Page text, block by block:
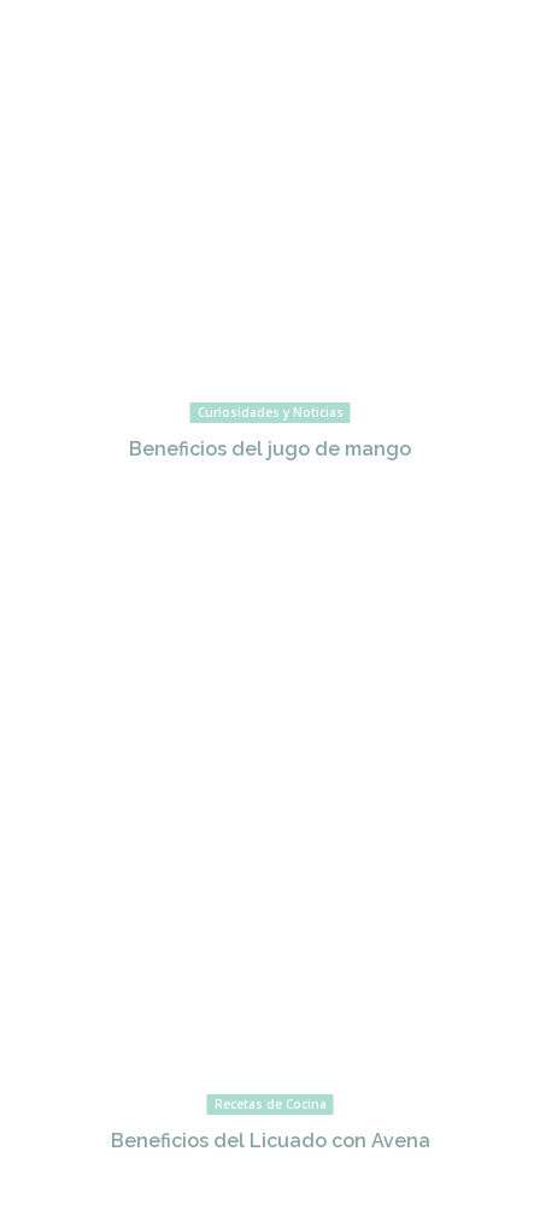
Curiosidades y Noticias
Beneficios del jugo de mango
Recetas de Cocina
Beneficios del Licuado con Avena